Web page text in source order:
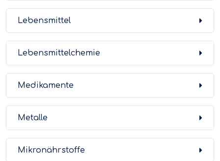
Lebensmittel
Lebensmittelchemie
Medikamente
Metalle
Mikronährstoffe